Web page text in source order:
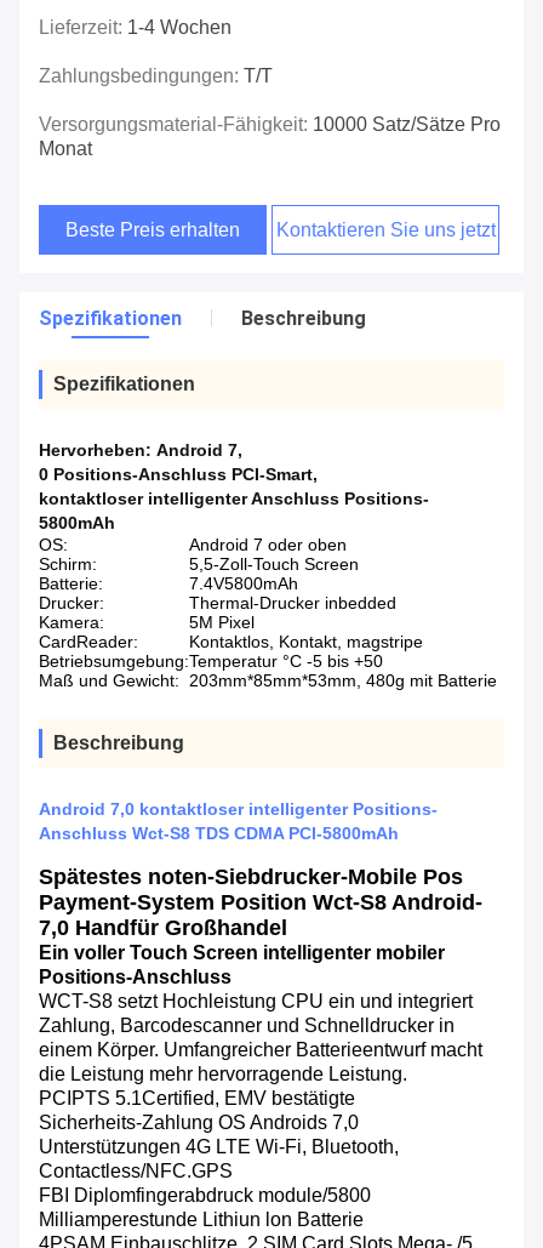
Lieferzeit: 1-4 Wochen
Zahlungsbedingungen: T/T
Versorgungsmaterial-Fähigkeit: 10000 Satz/Sätze Pro
Monat
Beste Preis erhalten Kontaktieren Sie uns jetzt
Spezifikationen Beschreibung
Spezifikationen
Hervorheben: Android 7,
0 Positions-Anschluss PCI-Smart,
kontaktloser intelligenter Anschluss Positions-
5800mAh
OS:
Android 7 oder oben
Schirm:
5,5-Zoll-Touch Screen
Batterie:
7.4V5800mAh
Drucker:
Thermal-Drucker inbedded
Kamera:
5M Pixel
CardReader:
Kontaktlos, Kontakt, magstripe
Betriebsumgebung:Temperatur °C -5 bis +50
Maß und Gewicht: 203mm*85mm*53mm, 480g mit Batterie
Beschreibung
Android 7,0 kontaktloser intelligenter Positions-
Anschluss Wct-S8 TDS CDMA PCI-5800mAh
Spätestes noten-Siebdrucker-Mobile Pos
Payment-System Position Wct-S8 Android-
7,0 Handfür Großhandel
Ein voller Touch Screen intelligenter mobiler
Positions-Anschluss
WCT-S8 setzt Hochleistung CPU ein und integriert
Zahlung, Barcodescanner und Schnelldrucker in
einem Körper. Umfangreicher Batterieentwurf macht
die Leistung mehr hervorragende Leistung.
PCIPTS 5.1Certified, EMV bestätigte
Sicherheits-Zahlung OS Androids 7,0
Unterstützungen 4G LTE Wi-Fi, Bluetooth,
Contactless/NFC.GPS
FBI Diplomfingerabdruck module/5800
Milliamperestunde Lithiun lon Batterie